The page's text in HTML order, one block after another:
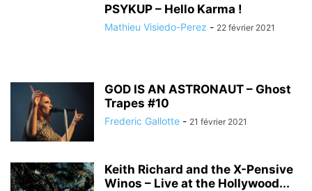
PSYKUP – Hello Karma !
Mathieu Visiedo-Perez - 22 février 2021
GOD IS AN ASTRONAUT – Ghost
Trapes #10
Frederic Gallotte - 21 février 2021
Keith Richard and the X-Pensive
Winos – Live at the Hollywood...